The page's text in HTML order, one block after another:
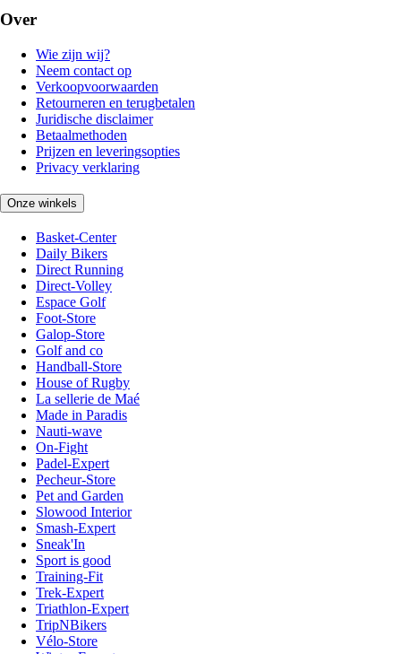
Over
Wie zijn wij?
Neem contact op
Verkoopvoorwaarden
Retourneren en terugbetalen
Juridische disclaimer
Betaalmethoden
Prijzen en leveringsopties
Privacy verklaring
Onze winkels
Basket-Center
Daily Bikers
Direct Running
Direct-Volley
Espace Golf
Foot-Store
Galop-Store
Golf and co
Handball-Store
House of Rugby
La sellerie de Maé
Made in Paradis
Nauti-wave
On-Fight
Padel-Expert
Pecheur-Store
Pet and Garden
Slowood Interior
Smash-Expert
Sneak'In
Sport is good
Training-Fit
Trek-Expert
Triathlon-Expert
TripNBikers
Vélo-Store